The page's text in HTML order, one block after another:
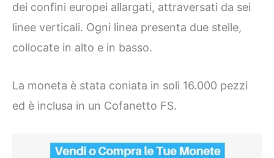
dei confini europei allargati, attraversati da sei
linee verticali. Ogni linea presenta due stelle,
collocate in alto e in basso.
La moneta è stata coniata in soli 16.000 pezzi
ed è inclusa in un Cofanetto FS.